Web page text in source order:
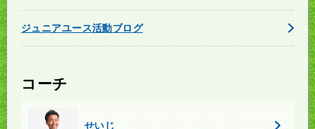
ジュニアユース活動ブログ
コーチ
せいじ